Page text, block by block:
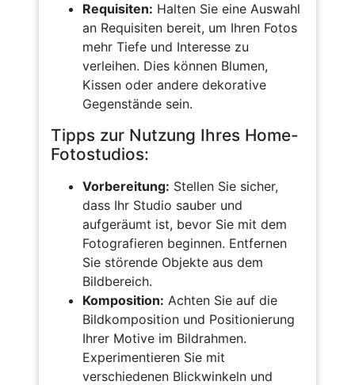
Requisiten: Halten Sie eine Auswahl
an Requisiten bereit, um Ihren Fotos
mehr Tiefe und Interesse zu
verleihen. Dies können Blumen,
Kissen oder andere dekorative
Gegenstände sein.
Tipps zur Nutzung Ihres Home-
Fotostudios:
Vorbereitung: Stellen Sie sicher,
dass Ihr Studio sauber und
aufgeräumt ist, bevor Sie mit dem
Fotografieren beginnen. Entfernen
Sie störende Objekte aus dem
Bildbereich.
Komposition: Achten Sie auf die
Bildkomposition und Positionierung
Ihrer Motive im Bildrahmen.
Experimentieren Sie mit
verschiedenen Blickwinkeln und